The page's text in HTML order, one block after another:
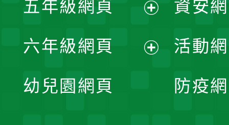
選
單
開
選
五年級網頁
開
六年級網頁
幼兒園網頁
資安
活動
防疫